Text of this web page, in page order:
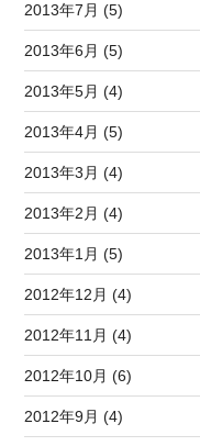
2013年7月 (5)
2013年6月 (5)
2013年5月 (4)
2013年4月 (5)
2013年3月 (4)
2013年2月 (4)
2013年1月 (5)
2012年12月 (4)
2012年11月 (4)
2012年10月 (6)
2012年9月 (4)